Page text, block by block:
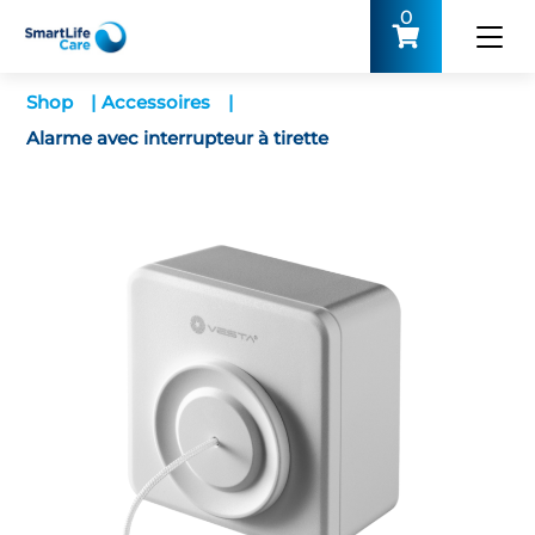
0
Shop | Accessoires
|
Alarme avec interrupteur à tirette